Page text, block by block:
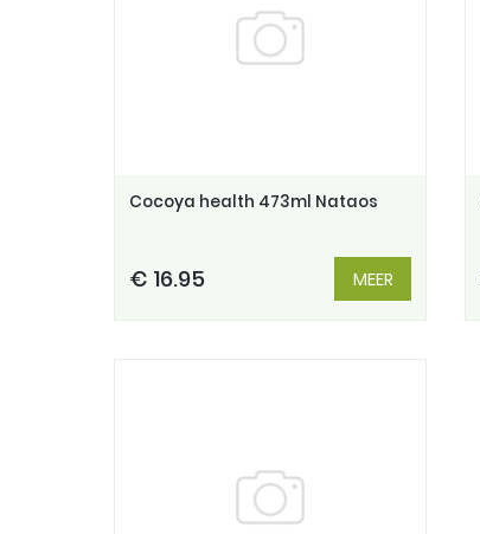
Cocoya health 473ml Nataos
€ 16.95 MEER